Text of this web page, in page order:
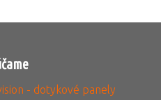
- dotykové panely